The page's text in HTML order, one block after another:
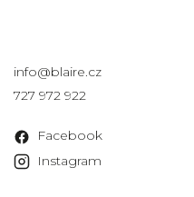
info@blaire.cz
727 972 922
Facebook
Instagram